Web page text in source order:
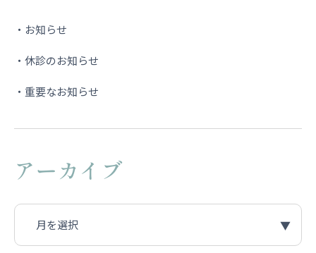
お知らせ
休診のお知らせ
重要なお知らせ
アーカイブ